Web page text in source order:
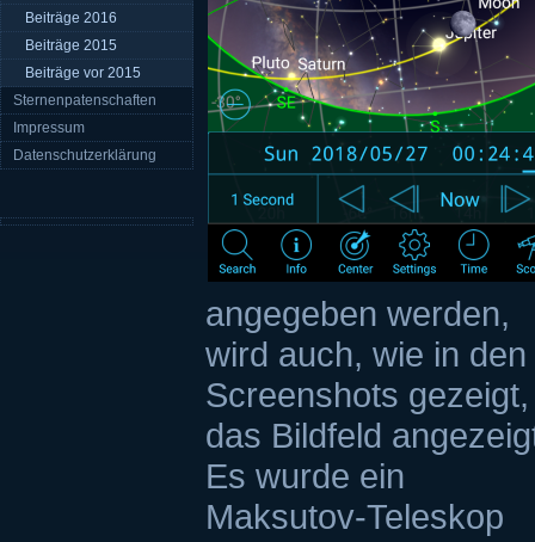
Beiträge 2016
Beiträge 2015
Beiträge vor 2015
Sternenpatenschaften
Impressum
Datenschutzerklärung
angegeben werden,
wird auch, wie in den
Screenshots gezeigt,
das Bildfeld
Es wurde ein
Maksutov-Teleskop